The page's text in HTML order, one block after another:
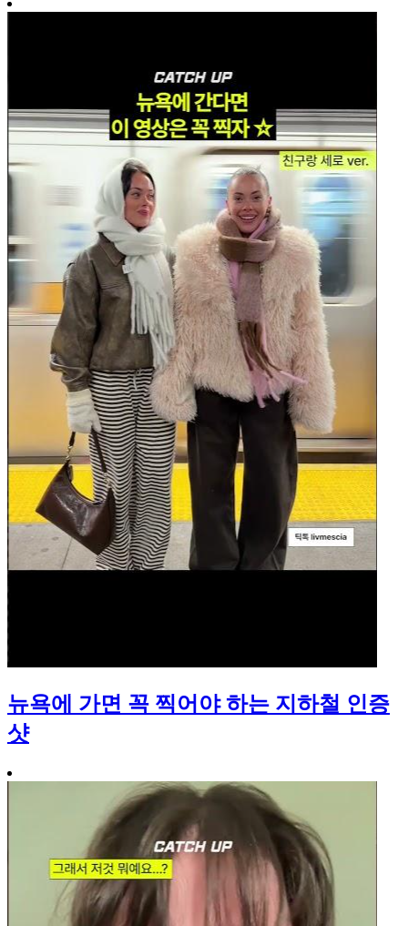
뉴욕에 가면 꼭 찍어야 하는 지하철 인증
샷